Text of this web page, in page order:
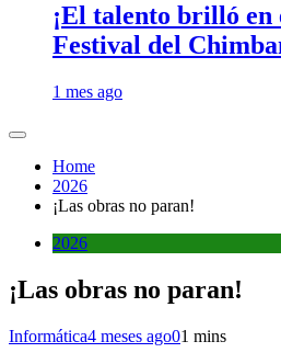
¡El talento brilló en
Festival del
1 mes ago
Home
2026
¡Las obras no paran!
2026
¡Las obras no paran!
Informática4 meses ago01 mins